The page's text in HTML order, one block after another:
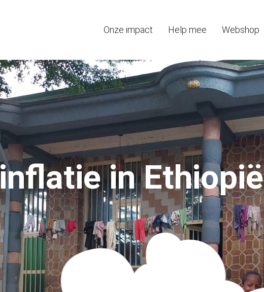
Onze impact Help mee Webshop
in Ethiopië